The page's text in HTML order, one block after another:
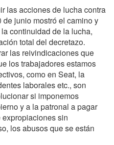
las acciones de lucha contra
junio mostró el camino y
continuidad de la lucha,
total del decretazo.
las reivindicaciones que
los trabajadores estamos
como en Seat, la
laborales etc., son
si imponemos
y a la patronal a pagar
sin
los abusos que se están